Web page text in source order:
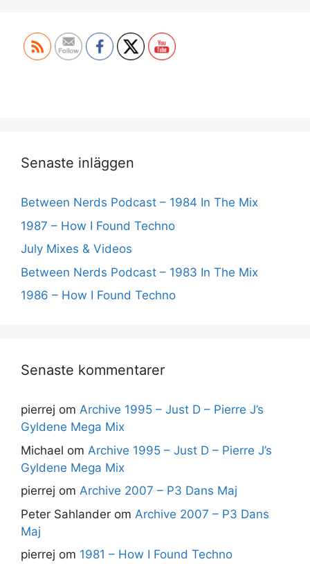
Senaste inläggen
Between Nerds Podcast – 1984 In The Mix
1987 – How I Found Techno
July Mixes & Videos
Between Nerds Podcast – 1983 In The Mix
1986 – How I Found Techno
Senaste kommentarer
pierrej om Archive 1995 – Just D – Pierre J’s
Gyldene Mega Mix
Michael om Archive 1995 – Just D – Pierre J’s
Gyldene Mega Mix
pierrej om Archive 2007 – P3 Dans Maj
Peter Sahlander om Archive 2007 – P3 Dans
Maj
pierrej om 1981 – How I Found Techno